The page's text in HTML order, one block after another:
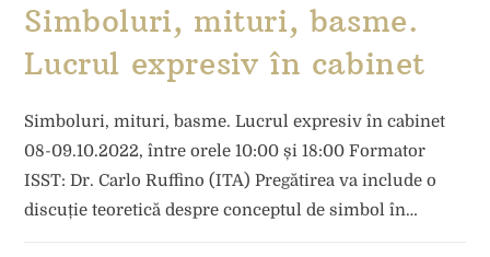
Simboluri, mituri, basme.
Lucrul expresiv în cabinet
Simboluri, mituri, basme. Lucrul expresiv în cabinet
08-09.10.2022, între orele 10:00 și 18:00 Formator
ISST: Dr. Carlo Ruffino (ITA) Pregătirea va include o
discuție teoretică despre conceptul de simbol în…